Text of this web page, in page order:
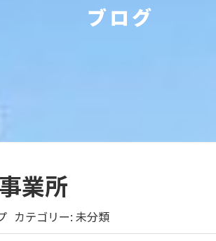
ブログ
業所
カテゴリー: 未分類